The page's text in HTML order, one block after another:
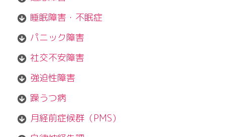
睡眠障害・不眠症
パニック障害
社交不安障害
強迫性障害
躁うつ病
月経前症候群（PMS）